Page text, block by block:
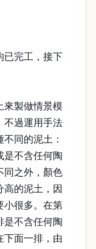
已完工，接下
來製做情景模
不過運用手法
同的泥土：
是不含任何陶
同之外，顏色
高的泥土，因
小很多。在第
是不含任何陶
下面一排，由